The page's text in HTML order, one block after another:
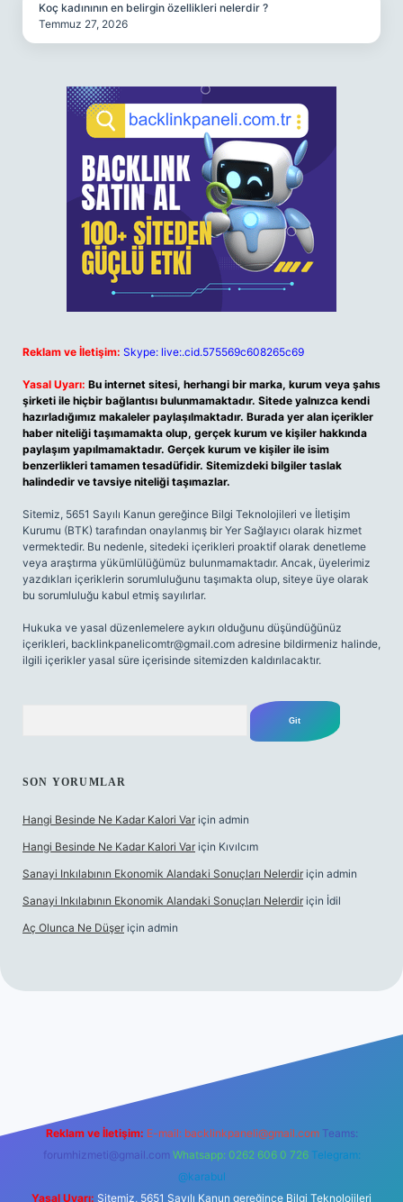
Koç kadınının en belirgin özellikleri nelerdir ?
Temmuz 27, 2026
Reklam ve İletişim: Skype: live:.cid.575569c608265c69
Yasal Uyarı: Bu internet sitesi, herhangi bir marka, kurum veya şahıs
şirketi ile hiçbir bağlantısı bulunmamaktadır. Sitede yalnızca kendi
hazırladığımız makaleler paylaşılmaktadır. Burada yer alan içerikler
haber niteliği taşımamakta olup, gerçek kurum ve kişiler hakkında
paylaşım yapılmamaktadır. Gerçek kurum ve kişiler ile isim
benzerlikleri tamamen tesadüfidir. Sitemizdeki bilgiler taslak
halindedir ve tavsiye niteliği taşımazlar.
Sitemiz, 5651 Sayılı Kanun gereğince Bilgi Teknolojileri ve İletişim
Kurumu (BTK) tarafından onaylanmış bir Yer Sağlayıcı olarak hizmet
vermektedir. Bu nedenle, sitedeki içerikleri proaktif olarak denetleme
veya araştırma yükümlülüğümüz bulunmamaktadır. Ancak, üyelerimiz
yazdıkları içeriklerin sorumluluğunu taşımakta olup, siteye üye olarak
bu sorumluluğu kabul etmiş sayılırlar.
Hukuka ve yasal düzenlemelere aykırı olduğunu düşündüğünüz
içerikleri, backlinkpanelicomtr@gmail.com adresine bildirmeniz halinde,
ilgili içerikler yasal süre içerisinde sitemizden kaldırılacaktır.
SON YORUMLAR
Hangi Besinde Ne Kadar Kalori Var için admin
Hangi Besinde Ne Kadar Kalori Var için Kıvılcım
Sanayi Inkılabının Ekonomik Alandaki Sonuçları Nelerdir için admin
Sanayi Inkılabının Ekonomik Alandaki Sonuçları Nelerdir için İdil
Aç Olunca Ne Düşer için admin
Reklam ve İletişim: E-mail: backlinkpaneli@gmail.com Teams:
forumhizmeti@gmail.com Whatsapp: 0262 606 0 726 Telegram:
@karabul
Yasal Uyarı: Sitemiz, 5651 Sayılı Kanun gereğince Bilgi Teknolojileri